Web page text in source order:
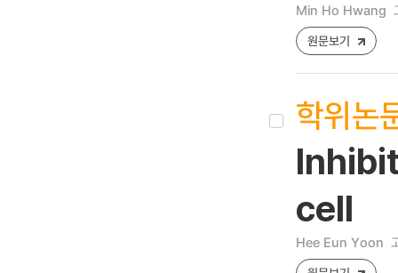
Min Ho Hwang
원문보기
학위논
cell
Hee Eun Yoon